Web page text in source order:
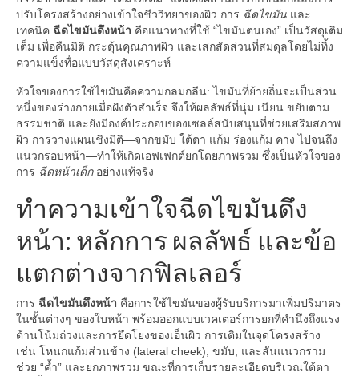
ปรับโครงสร้างอย่างเข้าใจชีววิทยาของผิว การ ฉีดไขมัน และ
เทคนิค ฉีดไขมันดึงหน้า คือแนวทางที่ใช้ “ไขมันตนเอง” เป็นวัสดุเติม
เต็ม เพื่อคืนมิติ กระตุ้นคุณภาพผิว และเสกสัดส่วนที่สมดุลโดยไม่ทิ้ง
ความแข็งทื่อแบบวัสดุสังเคราะห์
หัวใจของการใช้ไขมันคือความกลมกลืน: ไขมันที่ย้ายถิ่นจะเป็นส่วน
หนึ่งของร่างกายเมื่อฝังตัวสำเร็จ จึงให้ผลลัพธ์ที่นุ่ม เนียน ขยับตาม
ธรรมชาติ และยังมีองค์ประกอบของเซลล์สนับสนุนที่ช่วยเสริมสภาพ
ผิว การวางแผนเชิงมิติ—จากขมับ ใต้ตา แก้ม ร่องแก้ม คาง ไปจนถึง
แนวกรอบหน้า—ทำให้เกิดเอฟเฟกต์ยกโดยภาพรวม ซึ่งเป็นหัวใจของ
การ ฉีดหน้าเด็กอย่างแท้จริง
ทำความเข้าใจฉีดไขมันดึง
หน้า: หลักการ ผลลัพธ์ และข้อ
แตกต่างจากฟิลเลอร์
การ ฉีดไขมันดึงหน้า คือการใช้ไขมันของผู้รับบริการมาเพิ่มปริมาตร
ในชั้นต่างๆ ของใบหน้า พร้อมออกแบบเวคเตอร์การยกที่คำนึงถึงแรง
ต้านโน้มถ่วงและการยึดโยงของเอ็นผิว การเติมในจุดโครงสร้าง
เช่น โหนกแก้มส่วนข้าง (lateral cheek), ขมับ, และสันแนวกราม
ช่วย “ค้ำ” และยกภาพรวม ขณะที่การเก็บรายละเอียดบริเวณใต้ตา